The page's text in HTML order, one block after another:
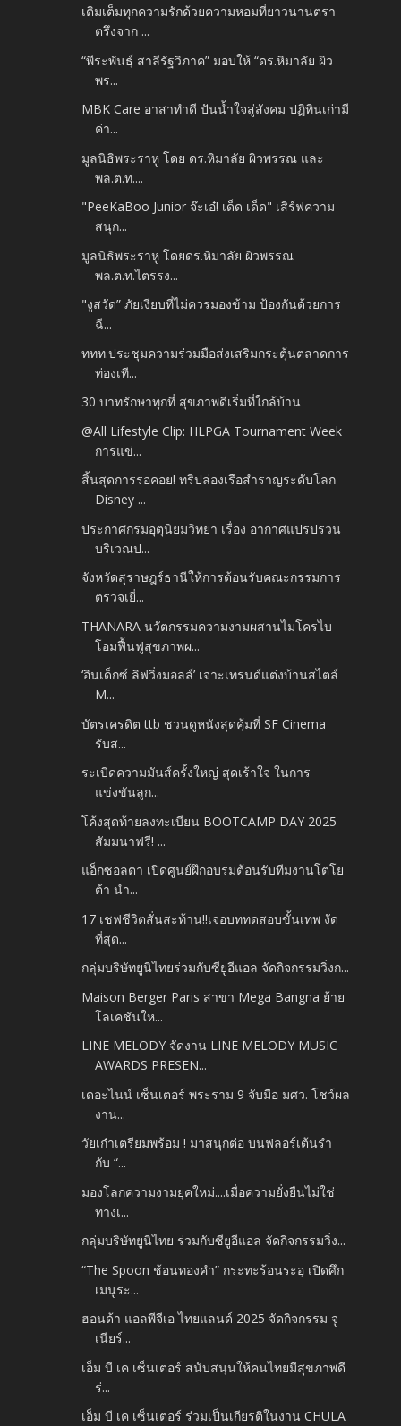
เติมเต็มทุกความรักด้วยความหอมที่ยาวนานตรา
ตรึงจาก ...
“พีระพันธุ์ สาลีรัฐวิภาค” มอบให้ “ดร.หิมาลัย ผิว
พร...
MBK Care อาสาทำดี ปันน้ำใจสู่สังคม ปฏิทินเก่ามี
ค่า...
มูลนิธิพระราหู โดย ดร.หิมาลัย ผิวพรรณ และ
พล.ต.ท....
"PeeKaBoo Junior จ๊ะเอ๋! เด็ด เด็ด" เสิร์ฟความ
สนุก...
มูลนิธิพระราหู โดยดร.หิมาลัย ผิวพรรณ
พล.ต.ท.ไตรรง...
"งูสวัด” ภัยเงียบที่ไม่ควรมองข้าม ป้องกันด้วยการ
ฉี...
ททท.ประชุมความร่วมมือส่งเสริมกระตุ้นตลาดการ
ท่องเที...
30 บาทรักษาทุกที่ สุขภาพดีเริ่มที่ใกล้บ้าน
@All Lifestyle Clip: HLPGA Tournament Week
การแข่...
สิ้นสุดการรอคอย! ทริปล่องเรือสำราญระดับโลก
Disney ...
ประกาศกรมอุตุนิยมวิทยา เรื่อง อากาศแปรปรวน
บริเวณป...
จังหวัดสุราษฎร์ธานีให้การต้อนรับคณะกรรมการ
ตรวจเยี่...
THANARA นวัตกรรมความงามผสานไมโครไบ
โอมฟื้นฟูสุขภาพผ...
‘อินเด็กซ์ ลิฟวิ่งมอลล์’ เจาะเทรนด์แต่งบ้านสไตล์
M...
บัตรเครดิต ttb ชวนดูหนังสุดคุ้มที่ SF Cinema
รับส...
ระเบิดความมันส์ครั้งใหญ่ สุดเร้าใจ ในการ
แข่งขันลูก...
โค้งสุดท้ายลงทะเบียน BOOTCAMP DAY 2025
สัมมนาฟรี! ...
แอ็กซอลตา เปิดศูนย์ฝึกอบรมต้อนรับทีมงานโตโย
ต้า นำ...
17 เชฟชีวิตสั่นสะท้าน!!เจอบททดสอบขั้นเทพ งัด
ที่สุด...
กลุ่มบริษัทยูนิไทยร่วมกับซียูอีแอล จัดกิจกรรมวิ่งก...
Maison Berger Paris สาขา Mega Bangna ย้าย
โลเคชันให...
LINE MELODY จัดงาน LINE MELODY MUSIC
AWARDS PRESEN...
เดอะไนน์ เซ็นเตอร์ พระราม 9 จับมือ มศว. โชว์ผล
งาน...
วัยเก๋าเตรียมพร้อม ! มาสนุกต่อ บนฟลอร์เต้นรำ
กับ “...
มองโลกความงามยุคใหม่....เมื่อความยั่งยืนไม่ใช่
ทางเ...
กลุ่มบริษัทยูนิไทย ร่วมกับซียูอีแอล จัดกิจกรรมวิ่ง...
“The Spoon ช้อนทองคำ” กระทะร้อนระอุ เปิดศึก
เมนูระ...
ฮอนด้า แอลพีจีเอ ไทยแลนด์ 2025 จัดกิจกรรม จู
เนียร์...
เอ็ม บี เค เซ็นเตอร์ สนับสนุนให้คนไทยมีสุขภาพดี
ร่...
เอ็ม บี เค เซ็นเตอร์ ร่วมเป็นเกียรติในงาน CHULA